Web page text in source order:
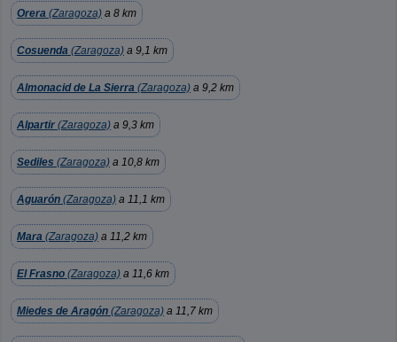
Orera (Zaragoza) a 8 km
Cosuenda (Zaragoza) a 9,1 km
Almonacid de La Sierra (Zaragoza) a 9,2 km
Alpartir (Zaragoza) a 9,3 km
Sediles (Zaragoza) a 10,8 km
Aguarón (Zaragoza) a 11,1 km
Mara (Zaragoza) a 11,2 km
El Frasno (Zaragoza) a 11,6 km
Miedes de Aragón (Zaragoza) a 11,7 km